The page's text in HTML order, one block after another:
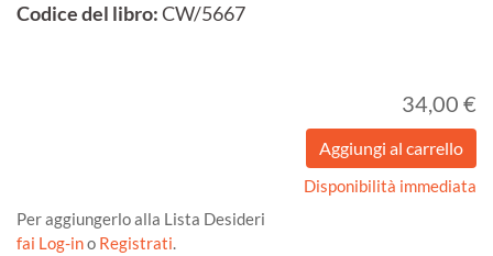
Codice del libro:CW/5667
34,00 €
Disponibilità immediata
Per aggiungerlo alla Lista Desideri
fai Log-ino Registrati.